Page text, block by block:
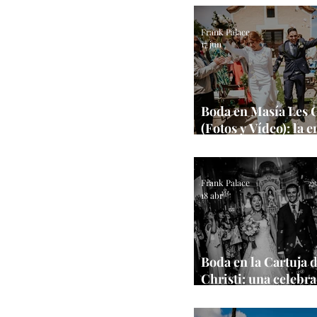
Boda en Masía Les
(Fotos y Vídeo): la
Frank Palace
17 jun
Boda en la Cartuja
Christi: una
Frank Palace
18 abr